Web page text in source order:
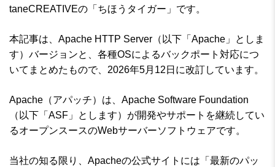
taneCREATIVEの「ちほうタイガー」です。
本記事は、Apache HTTP Server（以下「Apache」としま
す）バージョンと、各種OSによるバックポート対応につ
いてまとめたもので、2026年5月12日に改訂しています。
Apache（アパッチ）は、Apache Software Foundation
（以下「ASF」とします）が開発やサポートを継続してい
るオープンスースのWebサーバーソフトウェアです。
当社の知る限り、Apacheの公式サイトには「最新のパッ